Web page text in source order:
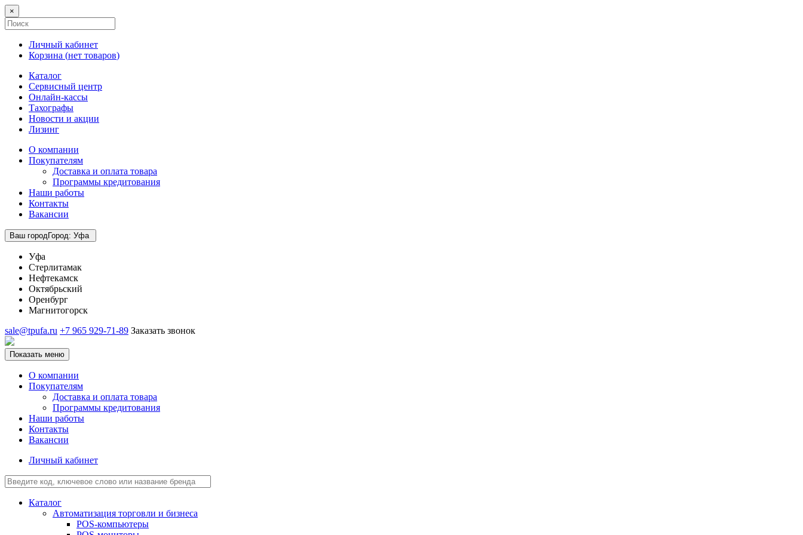
×
Личный кабинет
Корзина (нет товаров)
Каталог
Сервисный центр
Онлайн-кассы
Тахографы
Новости и акции
Лизинг
О компании
Покупателям
Доставка и оплата товара
Программы кредитования
Наши работы
Контакты
Вакансии
Ваш городГород: Уфа
Уфа
Стерлитамак
Нефтекамск
Октябрьский
Оренбург
Магнитогорск
sale@tpufa.ru +7 965 929-71-89 Заказать звонок
Показать меню
О компании
Покупателям
Доставка и оплата товара
Программы кредитования
Наши работы
Контакты
Вакансии
Личный кабинет
Каталог
Автоматизация торговли и бизнеса
POS-компьютеры